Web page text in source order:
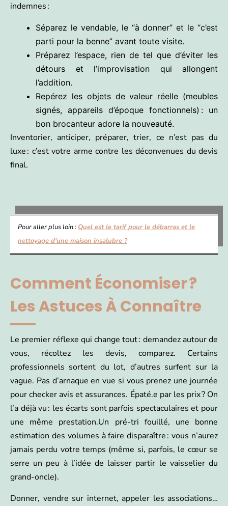
indemnes :
Séparez le vendable, le “à donner” et le “c’est
parti pour la benne” avant toute visite.
Préparez l’espace, rien de tel que d’éviter les
détours et l’improvisation qui allongent
l’addition.
Repérez les objets de valeur réelle (meubles
signés, appareils d’époque fonctionnels) : un
bon brocanteur adore la nouveauté.
Inventorier, anticiper, préparer, trier, ce n’est pas du
luxe : c’est votre arme contre les déconvenues du devis
final.
Pour aller plus loin : Quel est le tarif pour le débarras et le
nettoyage d’une maison insalubre ?
Comment Économiser ?
Les Astuces À Connaître
Le premier réflexe qui change tout : demandez autour de
vous, récoltez les devis, comparez. Certains
professionnels sortent du lot, d’autres surfent sur la
vague. Pas d’arnaque en vue si vous prenez une journée
pour checker avis et assurances. Épaté.e par les prix ? On
l’a déjà vu : les écarts sont parfois spectaculaires et pour
une même prestation.Un pré-tri fouillé, une bonne
estimation des volumes à faire disparaître : vous n’aurez
jamais perdu votre temps (même si, parfois, le cœur se
serre un peu à l’idée de laisser partir le vaisselier du
grand-oncle).
Donner, vendre sur internet, appeler les associations…